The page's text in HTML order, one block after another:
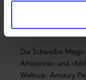
Die Schwalbe
Athletinnen und -
Weltcup. Amaury